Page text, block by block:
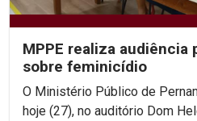
MPPE realiza audiência
sobre feminicídio
O Ministério Público de
hoje (27), no auditório Dom